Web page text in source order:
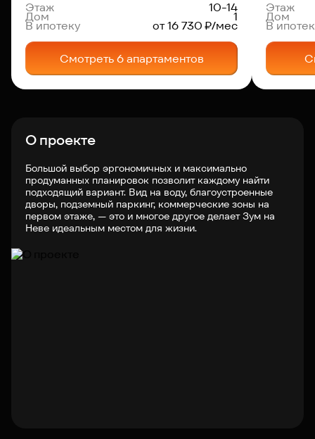
О проекте
Большой выбор эргономичных и максимально
продуманных планировок позволит каждому найти
подходящий вариант. Вид на воду, благоустроенные
дворы, подземный паркинг, коммерческие зоны на
первом этаже, — это и многое другое делает Зум на
Неве идеальным местом для жизни.
Этаж 10-14
Дом 1
В ипотеку от 16 730 ₽/мес
Смотреть 6 апартаментов
Этаж
Дом
В